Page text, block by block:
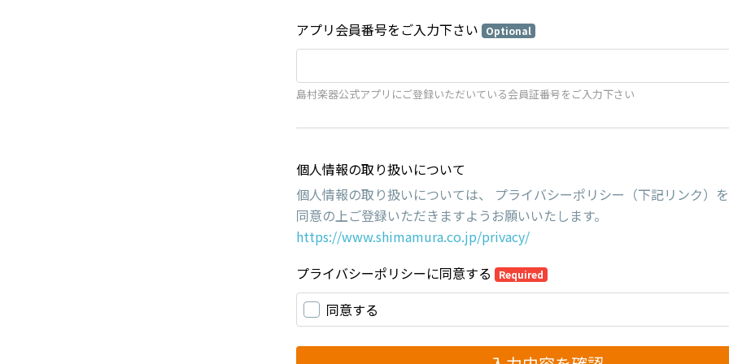
アプリ会員番号をご入力下さい Optional
島村楽器公式アプリにご登録いただいている会員証番号をご入力下さい
個人情報の取り扱いについて
個人情報の取り扱いについては、 プライバシーポリシー（下記リンク）を
同意の上ご登録いただきますようお願いいたします。
https://www.shimamura.co.jp/privacy/
プライバシーポリシーに同意する
Required
同意する